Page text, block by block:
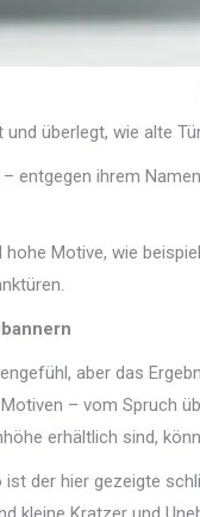
überlegt, wie alte
entgegen ihrem
Motive, wie
aber das
– vom Spruch
erhältlich sind,
der hier gezeigte